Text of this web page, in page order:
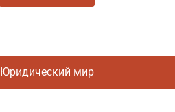
Юридический мир